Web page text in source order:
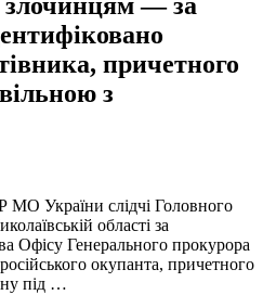
злочинцям — за
причетного
з
МО України слідчі Головного
області за
Офісу Генерального прокурора
окупанта, причетного
під …